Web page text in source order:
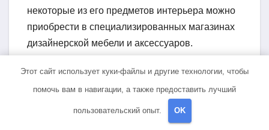
некоторые из его предметов интерьера можно
приобрести в специализированных магазинах
дизайнерской мебели и аксессуаров.
Какова биография
Меркадера Рамона?
Меркадер Рамон родился в 1923 году в
Этот сайт использует куки-файлы и другие технологии, чтобы
помочь вам в навигации, а также предоставить лучший
пользовательский опыт. OK